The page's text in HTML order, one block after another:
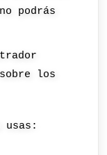
podrás
los
usas: